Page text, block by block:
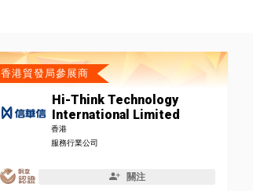
香港貿發局參展商
Hi-Think Technology
International Limited
香港
服務行業公司
關注